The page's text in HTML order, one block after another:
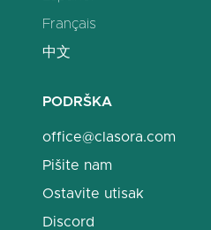
Français
中文
PODRŠKA
office@clasora.com
Pišite nam
Ostavite utisak
Discord